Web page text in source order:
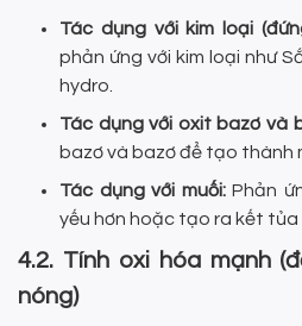
Tác dụng với kim loại
phản ứng với kim loại như
hydro.
Tác dụng với oxit bazơ và
bazơ và bazơ để tạo thành
Tác dụng với muối:Phản
yếu hơn hoặc tạo ra kết tủa
4.2. Tính oxi hóa mạnh
nóng)